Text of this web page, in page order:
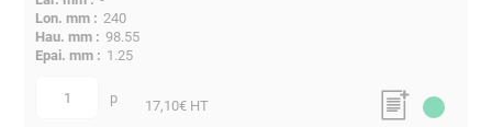
240
98.55
1.25
quantité p 17,10€ HT